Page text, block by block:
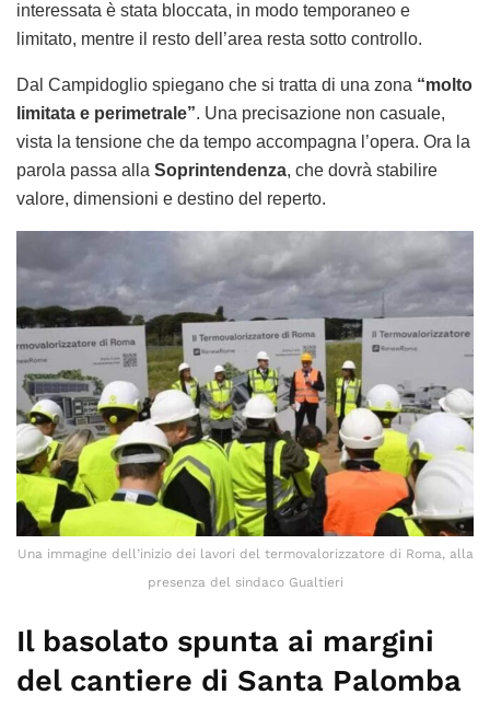
interessata è stata bloccata, in modo temporaneo e
limitato, mentre il resto dell’area resta sotto controllo.
Dal Campidoglio spiegano che si tratta di una zona “molto
limitata e perimetrale”. Una precisazione non casuale,
vista la tensione che da tempo accompagna l’opera. Ora la
parola passa alla Soprintendenza, che dovrà stabilire
valore, dimensioni e destino del reperto.
Una immagine dell’inizio dei lavori del termovalorizzatore di Roma, alla
presenza del sindaco Gualtieri
Il basolato spunta ai margini
del cantiere di Santa Palomba